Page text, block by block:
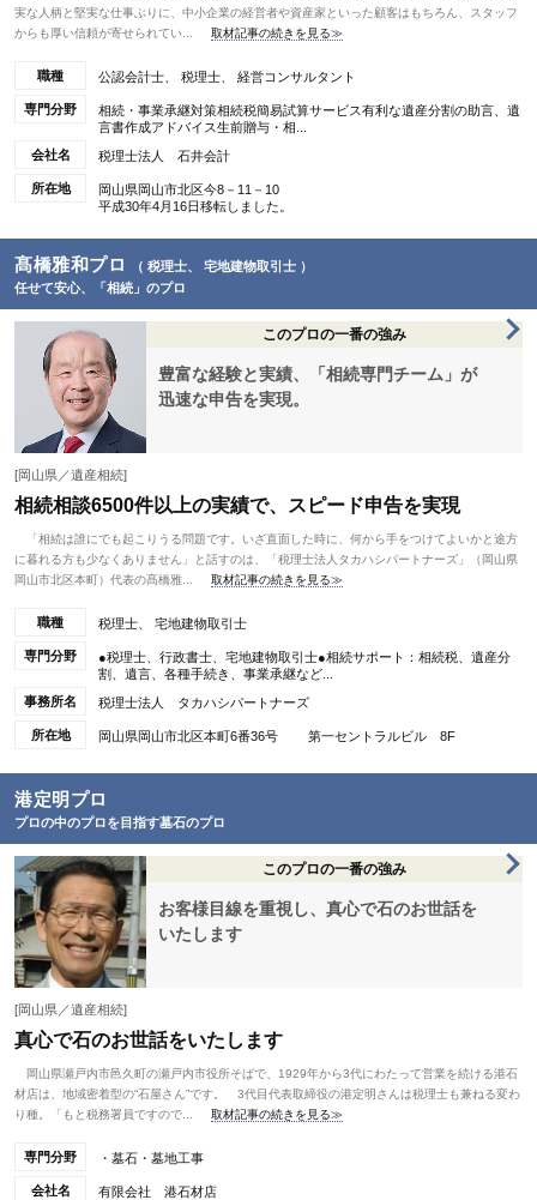
実な人柄と堅実な仕事ぶりに、中小企業の経営者や資産家といった顧客はもちろん、スタッフ
からも厚い信頼が寄せられてい...
取材記事の続きを見る≫
職種 公認会計士、 税理士、 経営コンサルタント
専門分野
相続・事業承継対策相続税簡易試算サービス有利な遺産分割の助言、遺
言書作成アドバイス生前贈与・相...
会社名
税理士法人 石井会計
所在地
岡山県岡山市北区今8－11－10
平成30年4月16日移転しました。
髙橋雅和プロ
（ 税理士、 宅地建物取引士 ）
任せて安心、「相続」のプロ
このプロの一番の強み
豊富な経験と実績、「相続専門チーム」が
迅速な申告を実現。
[岡山県／遺産相続]
相続相談6500件以上の実績で、スピード申告を実現
「相続は誰にでも起こりうる問題です。いざ直面した時に、何から手をつけてよいかと途方
に暮れる方も少なくありません」と話すのは、「税理士法人タカハシパートナーズ」（岡山県
岡山市北区本町）代表の髙橋雅...
取材記事の続きを見る≫
職種 税理士、 宅地建物取引士
専門分野
●税理士、行政書士、宅地建物取引士●相続サポート：相続税、遺産分
割、遺言、各種手続き、事業承継など...
事務所名
税理士法人 タカハシパートナーズ
所在地 岡山県岡山市北区本町6番36号 第一セントラルビル 8F
港定明プロ
プロの中のプロを目指す墓石のプロ
このプロの一番の強み
お客様目線を重視し、真心で石のお世話を
いたします
[岡山県／遺産相続]
真心で石のお世話をいたします
岡山県瀬戸内市邑久町の瀬戸内市役所そばで、1929年から3代にわたって営業を続ける港石
材店は、地域密着型の“石屋さん”です。 3代目代表取締役の港定明さんは税理士も兼ねる変わ
り種。「もと税務署員ですので...
取材記事の続きを見る≫
専門分野 ・墓石・墓地工事
会社名 有限会社 港石材店